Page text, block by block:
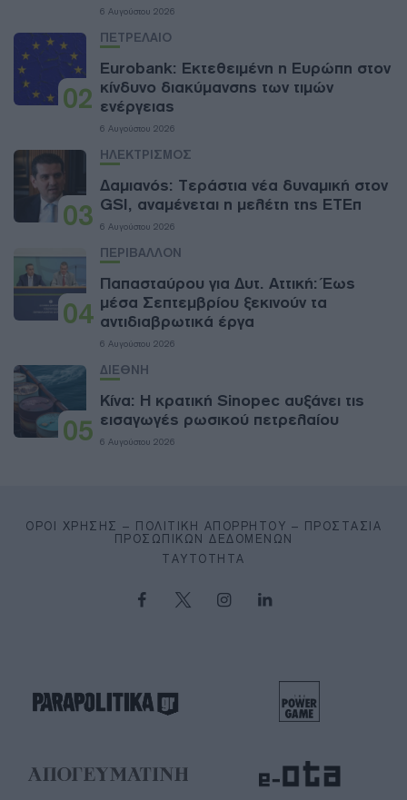
6 Αυγούστου 2026
02
ΠΕΤΡΕΛΑΙΟ
Eurobank: Εκτεθειμένη η Ευρώπη στον
κίνδυνο διακύμανσης των τιμών
ενέργειας
6 Αυγούστου 2026
03
ΗΛΕΚΤΡΙΣΜΟΣ
Δαμιανός: Τεράστια νέα δυναμική στον
GSI, αναμένεται η μελέτη της ΕΤΕπ
6 Αυγούστου 2026
04
ΠΕΡΙΒΑΛΛΟΝ
Παπασταύρου για Δυτ. Αττική: Έως
μέσα Σεπτεμβρίου ξεκινούν τα
αντιδιαβρωτικά έργα
6 Αυγούστου 2026
05
ΔΙΕΘΝΗ
Κίνα: Η κρατική Sinopec αυξάνει τις
εισαγωγές ρωσικού πετρελαίου
6 Αυγούστου 2026
ΌΡΟΙ ΧΡΉΣΗΣ – ΠΟΛΙΤΙΚΉ ΑΠΟΡΡΉΤΟΥ – ΠΡΟΣΤΑΣΊΑ
ΠΡΟΣΩΠΙΚΏΝ ΔΕΔΟΜΈΝΩΝ
ΤΑΥΤΌΤΗΤΑ